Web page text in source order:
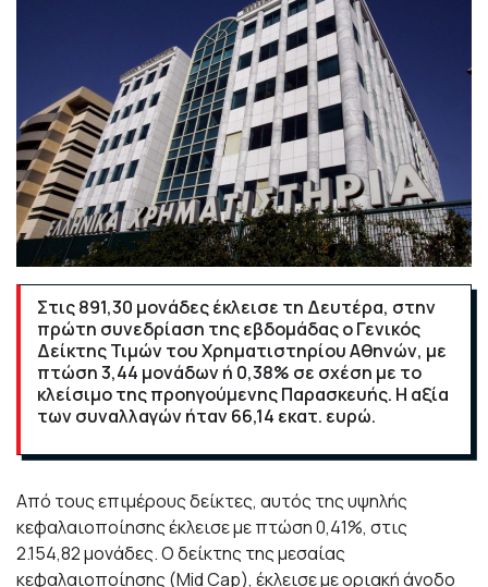
Στις 891,30 μονάδες έκλεισε τη Δευτέρα, στην
πρώτη συνεδρίαση της εβδομάδας ο Γενικός
Δείκτης Τιμών του Χρηματιστηρίου Αθηνών, με
πτώση 3,44 μονάδων ή 0,38% σε σχέση με το
κλείσιμο της προηγούμενης Παρασκευής. Η αξία
των συναλλαγών ήταν 66,14 εκατ. ευρώ.
Από τους επιμέρους δείκτες, αυτός της υψηλής
κεφαλαιοποίησης έκλεισε με πτώση 0,41%, στις
2.154,82 μονάδες. Ο δείκτης της μεσαίας
κεφαλαιοποίησης (Mid Cap), έκλεισε με οριακή άνοδο